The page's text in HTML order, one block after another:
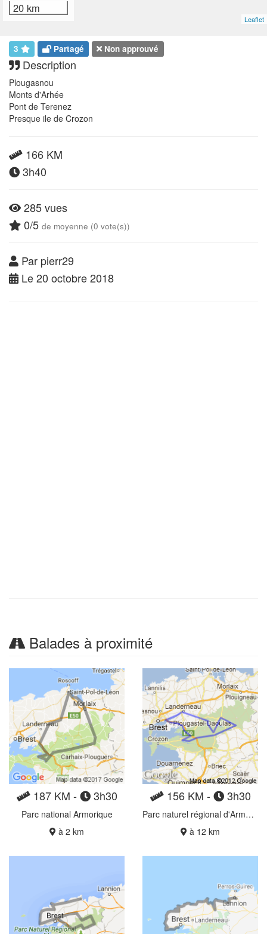
20 km
Leaflet
3 Partagé Non approuvé
Description
Plougasnou
Monts d'Arhée
Pont de Terenez
Presque ile de Crozon
166 KM
3h40
285 vues
0/5 de moyenne (0 vote(s))
Par pierr29
Le 20 octobre 2018
Balades à proximité
187 KM - 3h30
Parc national Armorique
à 2 km
156 KM - 3h30
Parc naturel régional d'Armorique
à 12 km